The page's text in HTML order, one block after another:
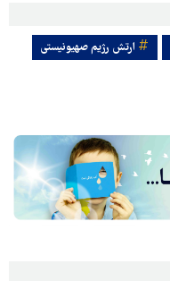
ارتش رژیم صهیونیستی